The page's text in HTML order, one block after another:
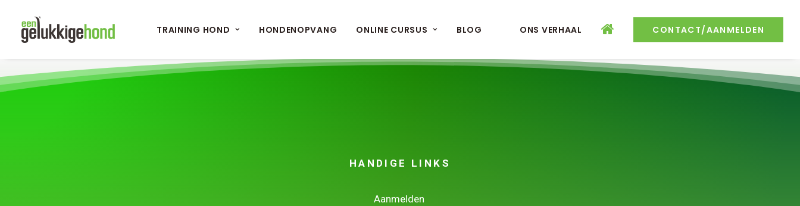
TRAINING HOND HONDENOPVANG ONLINE CURSUS BLOG ONS VERHAAL CONTACT/AANMELDEN
HANDIGE LINKS
Aanmelden